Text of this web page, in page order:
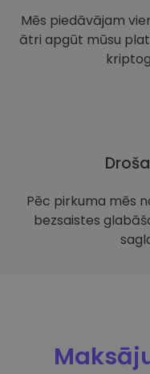
Mēs piedāvājam
ātri apgūt mūsu
Pēc pirkuma mēs
bezsaistes